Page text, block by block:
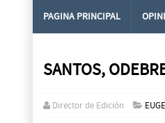
PAGINA PRINCIPAL
SANTOS,
Director de Edición